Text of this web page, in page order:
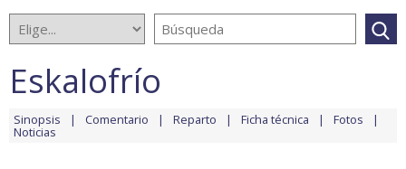
Eskalofrío
Sinopsis Comentario Reparto Ficha técnica Fotos
Noticias